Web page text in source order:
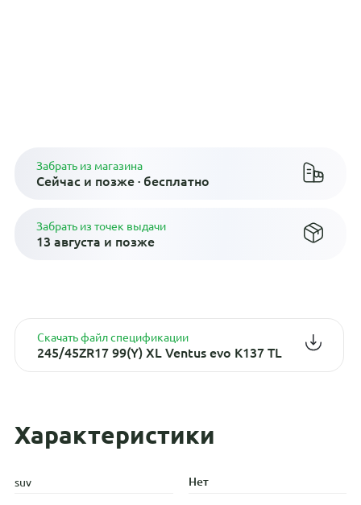
Забрать из магазина
Сейчас и позже · бесплатно
Забрать из точек выдачи
13 августа и позже
Скачать файл спецификации
245/45ZR17 99(Y) XL Ventus evo K137 TL
Характеристики
suv Нет